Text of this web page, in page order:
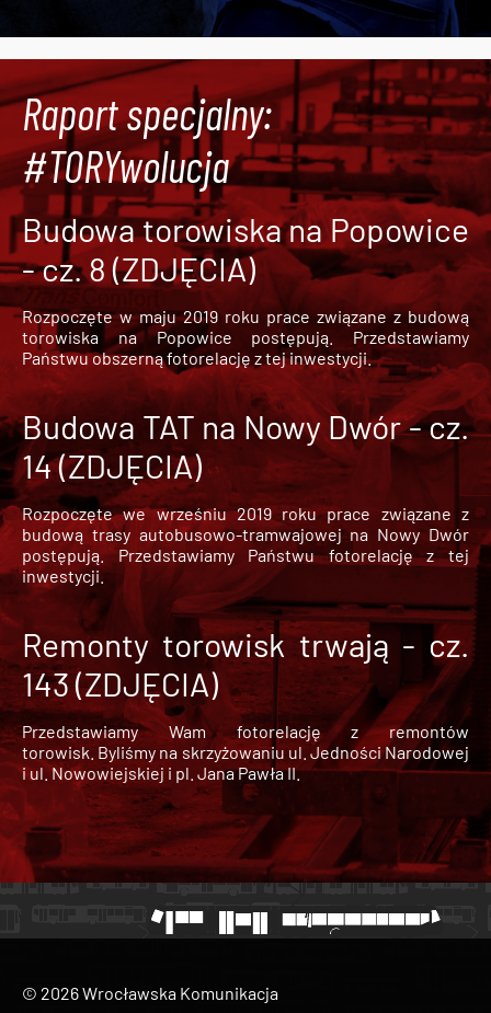
Raport specjalny:
#TORYwolucja
Budowa torowiska na Popowice
- cz. 8 (ZDJĘCIA)
Rozpoczęte w maju 2019 roku prace związane z budową
torowiska na Popowice
postępują. Przedstawiamy
Państwu obszerną fotorelację z tej inwestycji.
Budowa TAT na Nowy Dwór - cz.
14 (ZDJĘCIA)
Rozpoczęte we wrześniu 2019 roku prace związane z
budową trasy autobusowo-tramwajowej na Nowy Dwór
postępują. Przedstawiamy Państwu fotorelację z tej
inwestycji.
Remonty torowisk trwają - cz.
143 (ZDJĘCIA)
Przedstawiamy Wam fotorelację z remontów
torowisk. Byliśmy na skrzyżowaniu ul. Jedności Narodowej
i ul. Nowowiejskiej i pl. Jana Pawła II.
© 2026 Wrocławska Komunikacja